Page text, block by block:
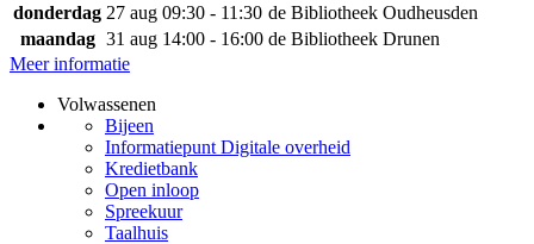
donderdag 27 aug 09:30 - 11:30 de Bibliotheek Oudheusden
maandag 31 aug 14:00 - 16:00 de Bibliotheek Drunen
Meer informatie
Volwassenen
Bijeen
Informatiepunt Digitale overheid
Kredietbank
Open inloop
Spreekuur
Taalhuis